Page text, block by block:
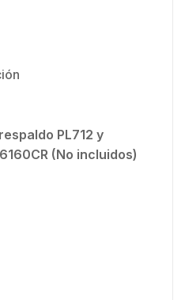
PL712 y
(No incluidos)